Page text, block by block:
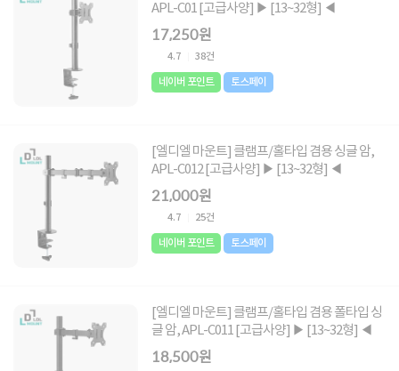
APL-C01 [고급사양] ▶ [13~32형] ◀
17,250원
4.7 38건
네이버 포인트 토스페이
[엘디엘 마운트] 클램프/홀타입 겸용 싱글 암,
APL-C012 [고급사양] ▶ [13~32형] ◀
21,000원
4.7 25건
네이버 포인트 토스페이
[엘디엘 마운트] 클램프/홀타입 겸용 폴타입 싱
글 암, APL-C011 [고급사양] ▶ [13~32형] ◀
18,500원